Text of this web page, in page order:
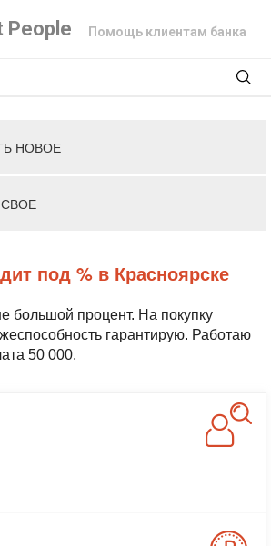
People Помощь клиентам банка
НОВОЕ
под % в Красноярске
большой процент. На покупку
гарантирую. Работаю
50 000.